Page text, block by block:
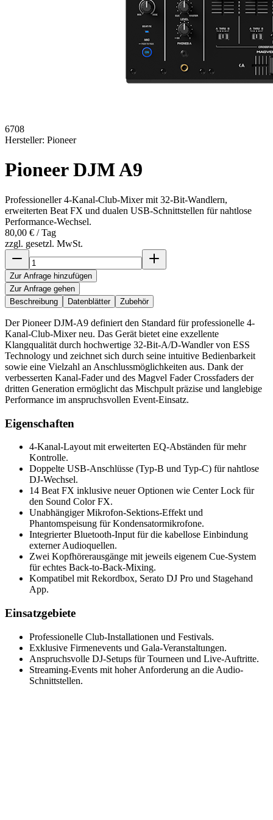
6708
Hersteller: Pioneer
Pioneer DJM A9
Professioneller 4-Kanal-Club-Mixer mit 32-Bit-Wandlern,
erweiterten Beat FX und dualen USB-Schnittstellen für nahtlose
Performance-Wechsel.
80,00 € / Tag
zzgl. gesetzl. MwSt.
Zur Anfrage hinzufügen
Zur Anfrage gehen
Beschreibung
Datenblätter Zubehör
Der Pioneer DJM-A9 definiert den Standard für professionelle 4-
Kanal-Club-Mixer neu. Das Gerät bietet eine exzellente
Klangqualität durch hochwertige 32-Bit-A/D-Wandler von ESS
Technology und zeichnet sich durch seine intuitive Bedienbarkeit
sowie eine Vielzahl an Anschlussmöglichkeiten aus. Dank der
verbesserten Kanal-Fader und des Magvel Fader Crossfaders der
dritten Generation ermöglicht das Mischpult präzise und langlebige
Performance im anspruchsvollen Event-Einsatz.
Eigenschaften
4-Kanal-Layout mit erweiterten EQ-Abständen für mehr
Kontrolle.
Doppelte USB-Anschlüsse (Typ-B und Typ-C) für nahtlose
DJ-Wechsel.
14 Beat FX inklusive neuer Optionen wie Center Lock für
den Sound Color FX.
Unabhängiger Mikrofon-Sektions-Effekt und
Phantomspeisung für Kondensatormikrofone.
Integrierter Bluetooth-Input für die kabellose Einbindung
externer Audioquellen.
Zwei Kopfhörerausgänge mit jeweils eigenem Cue-System
für echtes Back-to-Back-Mixing.
Kompatibel mit Rekordbox, Serato DJ Pro und Stagehand
App.
Einsatzgebiete
Professionelle Club-Installationen und Festivals.
Exklusive Firmenevents und Gala-Veranstaltungen.
Anspruchsvolle DJ-Setups für Tourneen und Live-Auftritte.
Streaming-Events mit hoher Anforderung an die Audio-
Schnittstellen.